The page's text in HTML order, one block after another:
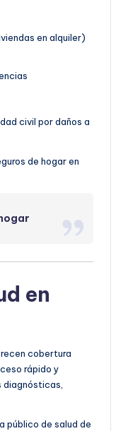
en alquiler)
civil por daños a
de hogar en
en
cobertura
rápido y
público de salud de